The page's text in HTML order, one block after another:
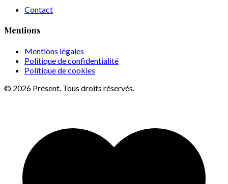
Contact
Mentions
Mentions légales
Politique de confidentialité
Politique de cookies
© 2026 Présent. Tous droits réservés.